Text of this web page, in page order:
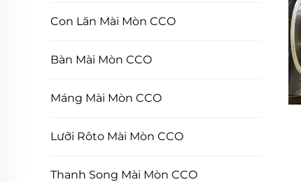
Con Lăn Mài Mòn CCO
Bàn Mài Mòn CCO
Máng Mài Mòn CCO
Lưỡi Rôto Mài Mòn CCO
Thanh Song Mài Mòn CCO